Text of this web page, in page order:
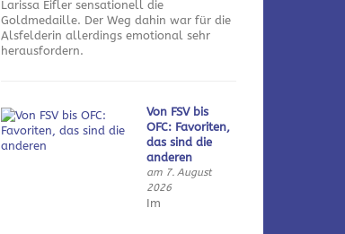
Larissa Eifler sensationell die
Goldmedaille. Der Weg dahin war für die
Alsfelderin allerdings emotional sehr
herausfordern.
Von FSV bis
OFC: Favoriten,
das sind die
anderen
am 7. August
2026
Im